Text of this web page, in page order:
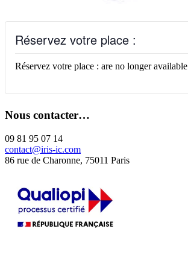
Réservez votre place :
Réservez votre place : are no longer available
Nous contacter…
09 81 95 07 14
contact@iris-ic.com
86 rue de Charonne, 75011 Paris